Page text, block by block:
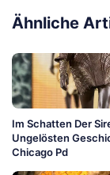
Ähnliche
Im Schatten Der
Ungelösten
Chicago Pd